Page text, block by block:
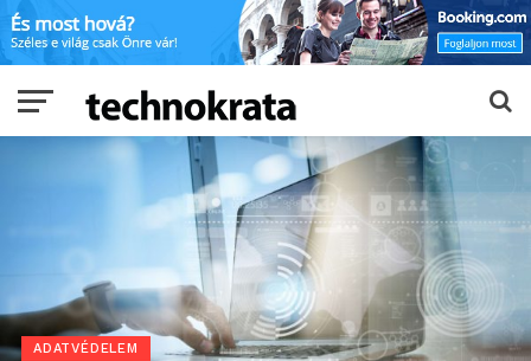
ADATVÉDELEM